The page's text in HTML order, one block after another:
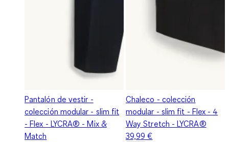
Pantalón de vestir -
colección modular - slim fit
- Flex - LYCRA® - Mix &
Match
Chaleco - colección
modular - slim fit - Flex - 4
Way Stretch - LYCRA®
39,99 €